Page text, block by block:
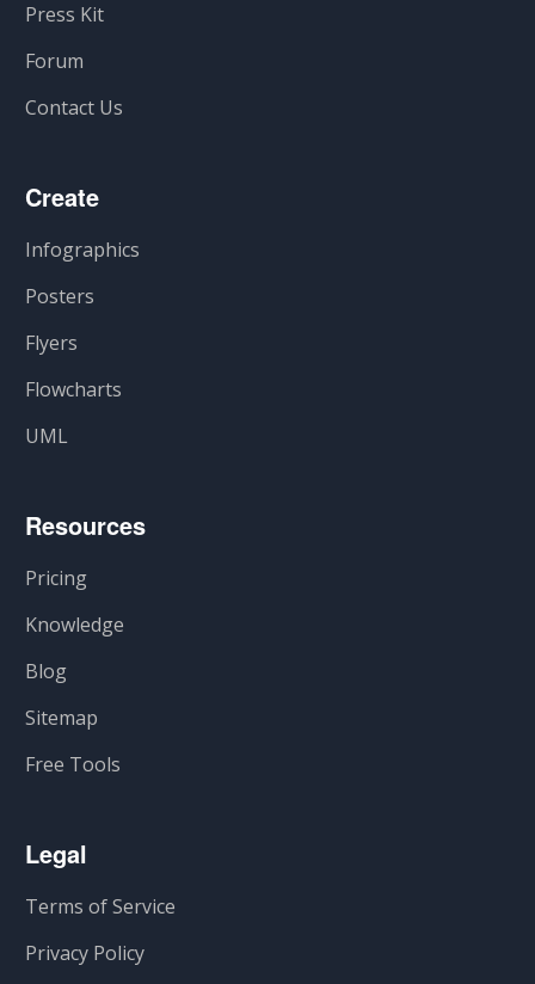
Press Kit
Forum
Contact Us
Create
Infographics
Posters
Flyers
Flowcharts
UML
Resources
Pricing
Knowledge
Blog
Sitemap
Free Tools
Legal
Terms of Service
Privacy Policy